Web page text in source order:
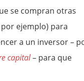
se compran otras
ejemplo) para
a un inversor –
capital– para que